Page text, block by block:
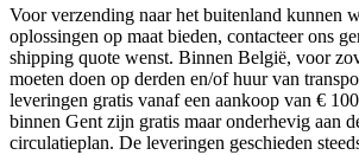
Voor verzending naar het buitenland kunnen
oplossingen op maat bieden, contacteer ons
shipping quote wenst. Binnen België, voor
moeten doen op derden en/of huur van
leveringen gratis vanaf een aankoop van €
binnen Gent zijn gratis maar onderhevig aan
circulatieplan. De leveringen geschieden